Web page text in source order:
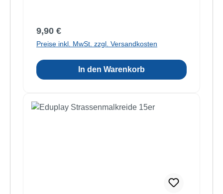
Regulärer Preis:
9,90 €
Preise inkl. MwSt. zzgl. Versandkosten
In den Warenkorb